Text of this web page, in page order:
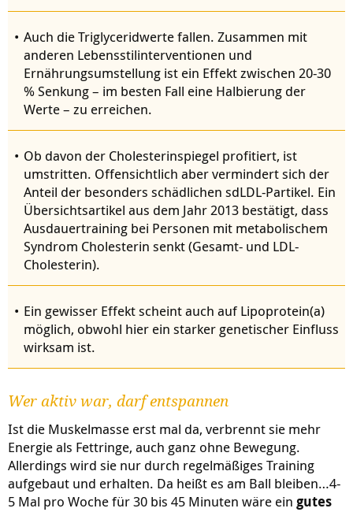
Auch die Triglyceridwerte fallen. Zusammen mit
anderen Lebensstilinterventionen und
Ernährungsumstellung ist ein Effekt zwischen 20-30
% Senkung – im besten Fall eine Halbierung der
Werte – zu erreichen.
Ob davon der Cholesterinspiegel profitiert, ist
umstritten. Offensichtlich aber vermindert sich der
Anteil der besonders schädlichen sdLDL-Partikel. Ein
Übersichtsartikel aus dem Jahr 2013 bestätigt, dass
Ausdauertraining bei Personen mit metabolischem
Syndrom Cholesterin senkt (Gesamt- und LDL-
Cholesterin).
Ein gewisser Effekt scheint auch auf Lipoprotein(a)
möglich, obwohl hier ein starker genetischer Einfluss
wirksam ist.
Wer aktiv war, darf entspannen
Ist die Muskelmasse erst mal da, verbrennt sie mehr
Energie als Fettringe, auch ganz ohne Bewegung.
Allerdings wird sie nur durch regelmäßiges Training
aufgebaut und erhalten. Da heißt es am Ball bleiben…4-
5 Mal pro Woche für 30 bis 45 Minuten wäre ein gutes